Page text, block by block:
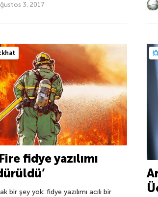
3, 2017
fidye yazılımı
bir şey yok: fidye yazılımı acılı bir